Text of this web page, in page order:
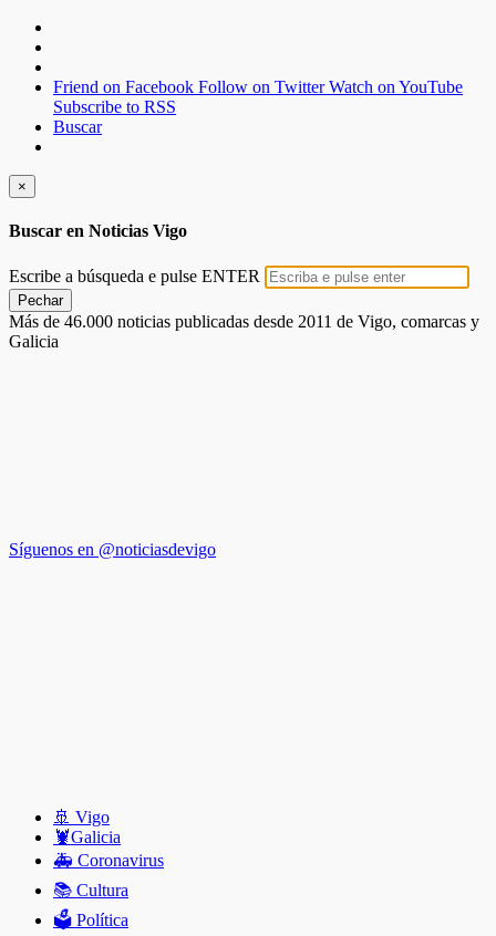
Friend on Facebook Follow on Twitter Watch on YouTube
Subscribe to RSS
Buscar
×
Buscar en Noticias Vigo
Escribe a búsqueda e pulse ENTER
Pechar
Más de 46.000 noticias publicadas desde 2011 de Vigo, comarcas y
Galicia
Síguenos en @noticiasdevigo
🚢 Vigo
🦞️Galicia
🚑 Coronavirus
📚 Cultura
🗳️ Política